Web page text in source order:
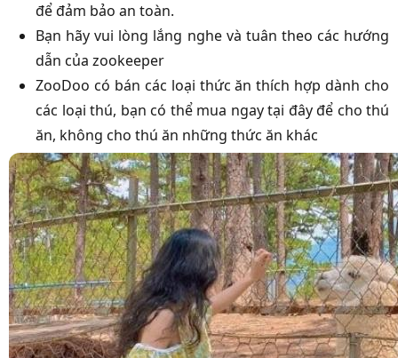
để đảm bảo an toàn.
Bạn hãy vui lòng lắng nghe và tuân theo các hướng
dẫn của zookeeper
ZooDoo có bán các loại thức ăn thích hợp dành cho
các loại thú, bạn có thể mua ngay tại đây để cho thú
ăn, không cho thú ăn những thức ăn khác